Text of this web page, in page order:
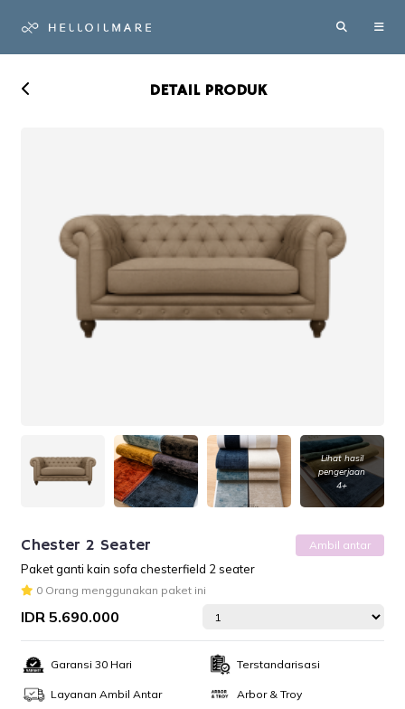
DETAIL PRODUK
Lihat hasil
pengerjaan
4+
Chester 2 Seater Ambil antar
Paket ganti kain sofa chesterfield 2 seater
0 Orang menggunakan paket ini
IDR 5.690.000
Garansi 30 Hari Terstandarisasi
Layanan Ambil Antar Arbor & Troy